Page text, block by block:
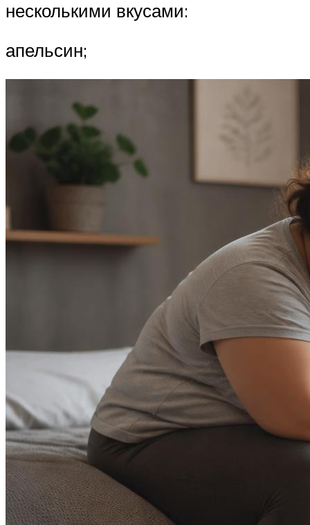
несколькими вкусами:
апельсин;